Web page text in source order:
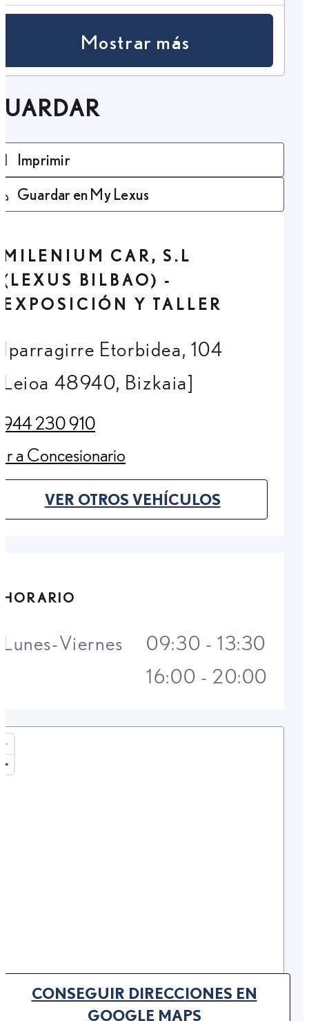
Mostrar más
Imprimir
Guardar en My Lexus
MILENIUM CAR, S.L
(LEXUS BILBAO) -
EXPOSICIÓN Y TALLER
Iparragirre Etorbidea, 104
Leioa 48940, Bizkaia]
944 230 910
(Opens in new tab)
Ir a Concesionario
(Opens in new tab)
VER OTROS VEHÍCULOS
(OPENS IN NEW TAB)
CONSEGUIR DIRECCIONES EN
GOOGLE MAPS(OPENS IN NEW TAB)
HORARIO
Lunes-Viernes
09:30 - 13:30
16:00 - 20:00